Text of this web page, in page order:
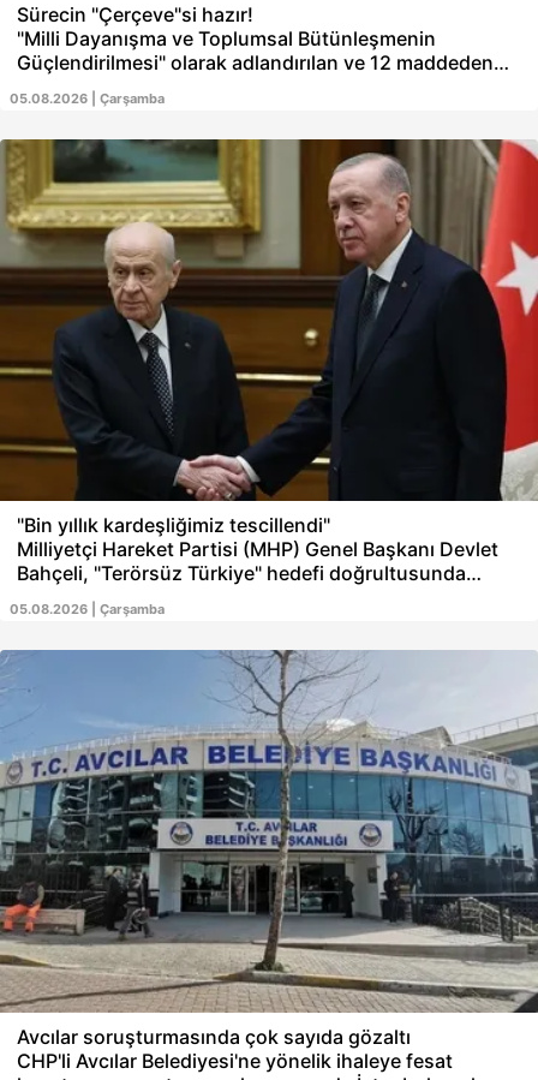
Sürecin "Çerçeve"si hazır!
"Milli Dayanışma ve Toplumsal Bütünleşmenin
Güçlendirilmesi" olarak adlandırılan ve 12 maddeden
oluşan Çerçeve Yasa Kanun Teklifi Meclis'e sunuldu.
PKK ve KCK'yı kapsayan ilgili kanun teklifi partilere
iletildi. AK Parti Grup Başkanı Abdullah Güler, teklifi
360'a yakın vekilin imzaladığını duyurdu. Yasadan
faydalanmak isteyenler 6 ay içinde başvuracak.
Örgütün silah bırakmasının tespit ve teyidi Milli
Güvenlik Kurulunda olacak. Öte yandan AK Parti kapalı
grup toplantısı düzenleyip vekilleri bilgilendirdi. DEM
Parti, yasa teklifine imzayı attı.
05.08.2026 | Çarşamba
"Bin yıllık kardeşliğimiz tescillendi"
Milliyetçi Hareket Partisi (MHP) Genel Başkanı Devlet
Bahçeli, "Terörsüz Türkiye" hedefi doğrultusunda
yürütülen süreç ve "Çerçeve Yasa Kanun Teklifi"ne
ilişkin kritik bir değerlendirmede bulundu. Atılan
adımların bin yıllık kardeşliği tescillediğini vurgulayan
Bahçeli, "Bu proje bir devlet projesidir, herkes
kazanmıştır." dedi. Bahçeli, sürece sağladığı
katkılardan dolayı Başkan Recep Tayyip Erdoğan ve
TBMM Başkanı Numan Kurtulmuş'a teşekkür etti.
05.08.2026 | Çarşamba
Avcılar soruşturmasında çok sayıda gözaltı
CHP'li Avcılar Belediyesi'ne yönelik ihaleye fesat